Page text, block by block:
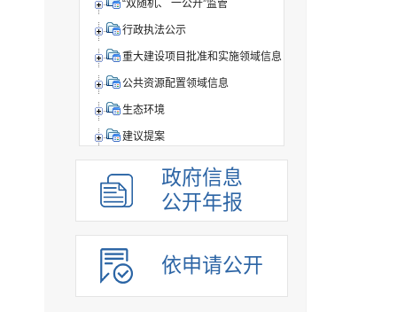
“双随机、 一公开”监管
行政执法公示
重大建设项目批准和实施领域信息
公共资源配置领域信息
生态环境
建议提案
组织管理
应急管理
重点领域
法制政府建设工作年报
政府信息
公开年报
依申请公开